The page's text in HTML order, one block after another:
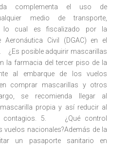
complementa el uso de
medio de transporte,
lo cual es fiscalizado por la
Aeronáutica Civil (DGAC) en el
¿Es posible adquirir mascarillas
la farmacia del tercer piso de la
al embarque de los vuelos
comprar mascarillas y otros
se recomienda llegar al
propia y así reducir al
contagios. 5. ¿Qué control
vuelos nacionales?Además de la
un pasaporte sanitario en